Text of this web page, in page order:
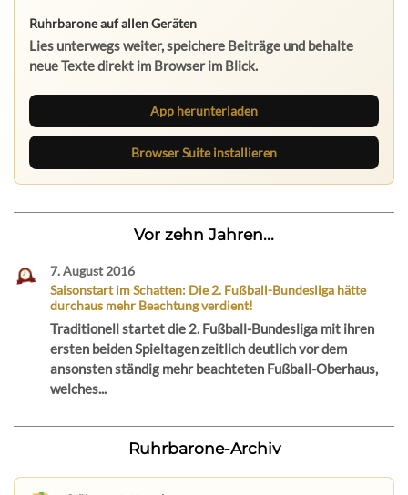
Ruhrbarone auf allen Geräten
Lies unterwegs weiter, speichere Beiträge und behalte
neue Texte direkt im Browser im Blick.
App herunterladen
Browser Suite installieren
Vor zehn Jahren...
7. August 2016
Saisonstart im Schatten: Die 2. Fußball-Bundesliga hätte
durchaus mehr Beachtung verdient!
Traditionell startet die 2. Fußball-Bundesliga mit ihren
ersten beiden Spieltagen zeitlich deutlich vor dem
ansonsten ständig mehr beachteten Fußball-Oberhaus,
welches...
Ruhrbarone-Archiv